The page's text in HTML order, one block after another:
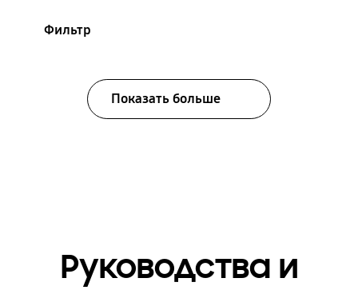
Фильтр
Показать больше
Руководства и